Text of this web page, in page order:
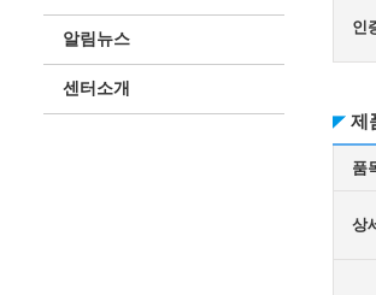
알림뉴스
센터소개
인
제
품
상